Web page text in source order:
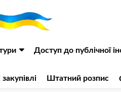
Доступ до публічної
Штатний розпис